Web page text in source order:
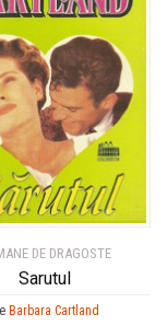
DE DRAGOSTE
Sarutul
Barbara Cartland